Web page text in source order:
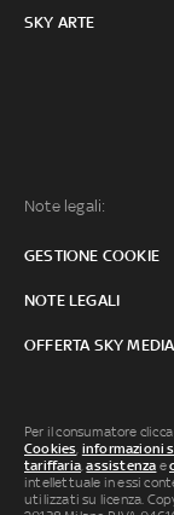
SKY ARTE
Note legali:
GESTIONE COOKIE
NOTE LEGALI
OFFERTA SKY MEDIA
Per il consumatore
Cookies, informazioni
tariffaria,assistenza e
intellettuale in essi
utilizzati su licenza.